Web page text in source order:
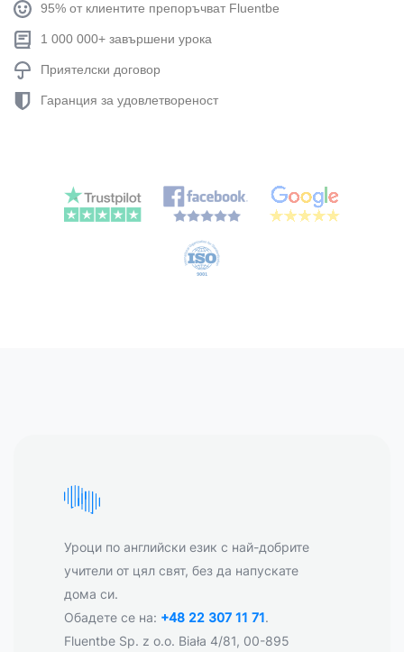
95% от клиентите препоръчват Fluentbe
1 000 000+ завършени урока
Приятелски договор
Гаранция за удовлетвореност
Уроци по английски език с най-добрите
учители от цял свят, без да напускате
дома си.
Обадете се на: +48 22 307 11 71.
Fluentbe Sp. z o.o. Biała 4/81, 00-895